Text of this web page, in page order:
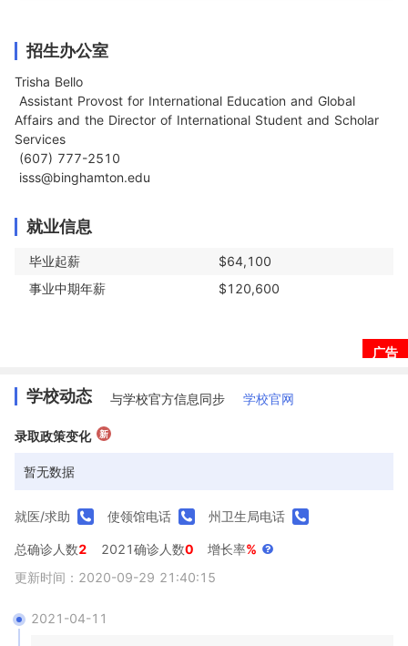
招生办公室
Trisha Bello
Affairs and the Director of International Student and Scholar
Services
isss@binghamton.edu
就业信息
毕业起薪
$64,100
事业中期年薪
$120,600
广告
学校动态 与学校官方信息同步 学校官网
录取政策变化 新
暂无数据
就医/求助 使领馆电话 州卫生局电话
总确诊人数2 2021确诊人数0 增长率%
更新时间：2020-09-29 21:40:15
2021-04-11